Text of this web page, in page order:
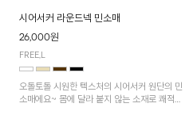
시어서커 라운드넥 민소매
26,000원
FREE,L
오돌토돌 시원한 텍스처의 시어서커 원단의 민
소매에요~ 몸에 달라 붙지 않는 소재로 쾌적하